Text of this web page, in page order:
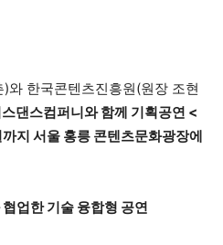
와 한국콘텐츠진흥원(원장 조현
댄스컴퍼니와 함께 기획공연 <
지 서울 홍릉 콘텐츠문화광장에
업한 기술 융합형 공연